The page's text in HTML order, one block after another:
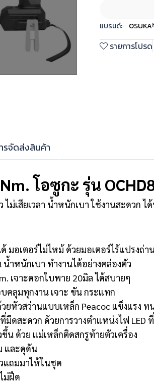
แบรนด์: OSUKA
รายการโปรด
รจัดส่งสินค้า
โอซูกะ รุ่น
ไม่เสียเวลา น้ำหนักเบา ใช้งานสะดวก
มอเตอร์ไม่ไหม้ ด้วยมอเตอร์ไร้แปรงถ่า
ำหนักเบา ทำงานได้อย่างคล่องตัว
เจาะดอกใบพาย 20มิล ได้สบายๆ
คลุมทุกงาน เจาะ ขัน กระแทก
ยหัวสว่านแบบเหล็ก Peacoc แข็งแรง
มืดสะดวก ด้วยการวางตำแหน่งไฟ LED
น ด้วย แม่เหล็กติดสกรูท้ายตัวเครื่อง
และดุดัน
แถมมาให้ในชุด
ม่ฝืด